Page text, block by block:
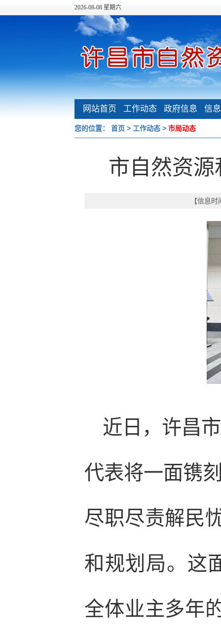
2026-08-08 星期六
网站首页 工作动态
政府信息
公开
信
您的位置： 首页 > 工作动态 > 市局动态
市自然资
【信息
近日，许昌
代表将一面镌
尽职尽责解民
和规划局。这
全体业主多年